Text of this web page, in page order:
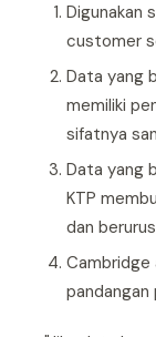
Digunakan
customer
Data yang
memiliki
sifatnya
Data yang
KTP
dan
Cambridge